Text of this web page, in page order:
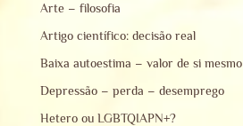
Arte – filosofia
Artigo científico: decisão real
Baixa autoestima – valor de si mesmo
Depressão – perda – desemprego
Hetero ou LGBTQIAPN+?